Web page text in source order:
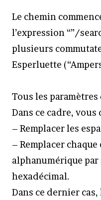
Le chemin
l’expression “”/
plusieurs
Esperluette
Tous les
Dans ce cadre, vous
– Remplacer les
– Remplacer
alphanumérique par
hexadécimal.
Dans ce dernier